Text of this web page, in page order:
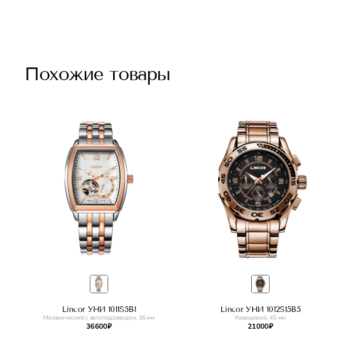
Похожие товары
Lincor УНИ 1011S5B1
Механический с автоподзаводом, 36 мм
36 600 ₽
Lincor УНИ 1012S15B5
Кварцевый, 45 мм
21 000 ₽